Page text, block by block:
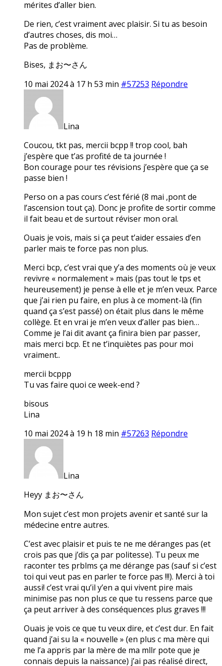
mérites d’aller bien.
De rien, c’est vraiment avec plaisir. Si tu as besoin
d’autres choses, dis moi…
Pas de problème.
Bises, まお〜さん
10 mai 2024 à 17 h 53 min #57253 Répondre
Lina
Coucou, tkt pas, mercii bcpp !! trop cool, bah
j’espère que t’as profité de ta journée !
Bon courage pour tes révisions j’espère que ça se
passe bien !
Perso on a pas cours c’est férié (8 mai ,pont de
l’ascension tout ça). Donc je profite de sortir comme
il fait beau et de surtout réviser mon oral.
Ouais je vois, mais si ça peut t’aider essaies d’en
parler mais te force pas non plus.
Merci bcp, c’est vrai que y’a des moments où je veux
revivre « normalement » mais (pas tout le tps et
heureusement) je pense à elle et je m’en veux. Parce
que j’ai rien pu faire, en plus à ce moment-là (fin
quand ça s’est passé) on était plus dans le même
collège. Et en vrai je m’en veux d’aller pas bien…
Comme je l’ai dit avant ça finira bien par passer,
mais merci bcp. Et ne t’inquiètes pas pour moi
vraiment..
mercii bcppp
Tu vas faire quoi ce week-end ?
bisous
Lina
10 mai 2024 à 19 h 18 min #57263 Répondre
Lina
Heyy まお〜さん
Mon sujet c’est mon projets avenir et santé sur la
médecine entre autres.
C’est avec plaisir et puis te ne me déranges pas (et
crois pas que j’dis ça par politesse). Tu peux me
raconter tes prblms ça me dérange pas (sauf si c’est
toi qui veut pas en parler te force pas !!!). Merci à toi
aussi! c’est vrai qu’il y’en a qui vivent pire mais
minimise pas non plus ce que tu ressens parce que
ça peut arriver à des conséquences plus graves !!!
Ouais je vois ce que tu veux dire, et c’est dur. En fait
quand j’ai su la « nouvelle » (en plus c ma mère qui
me l’a appris par la mère de ma mllr pote que je
connais depuis la naissance) j’ai pas réalisé direct,